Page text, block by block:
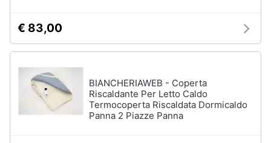
€ 83,00
BIANCHERIAWEB - Coperta
Riscaldante Per Letto Caldo
Termocoperta Riscaldata Dormicaldo
Panna 2 Piazze Panna